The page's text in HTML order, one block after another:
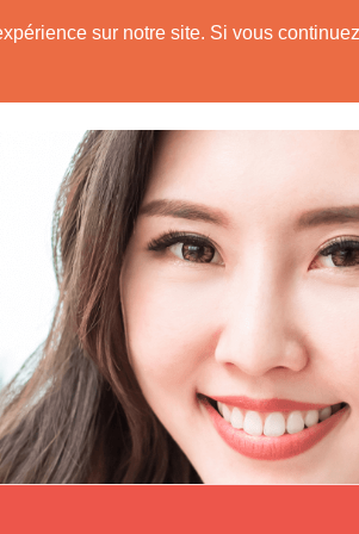
sur notre site. Si vous
Originaire de Chine !